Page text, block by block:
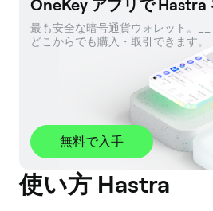
OneKey アプリで Hastra
最も安全な暗号通貨ウォレット。__
どこからでも購入・取引できます。
無料で入手
使い方 Hastra